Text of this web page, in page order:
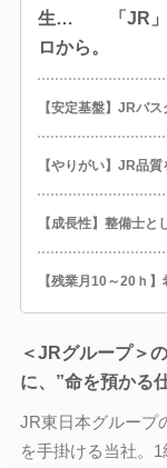
生… 「JR」と
ロから。
【安定基盤】JRバ
【やりがい】JR品
【成長性】整備士
【残業月10～20ｈ
＜JRグループ＞
に、”命を預かる
JR東日本グループ
を手掛ける当社。